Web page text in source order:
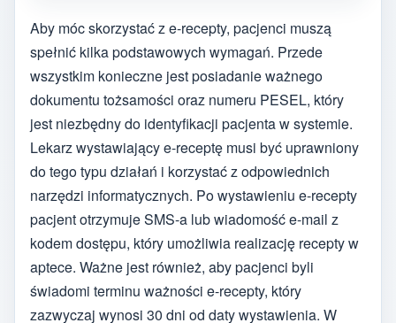
Aby móc skorzystać z e-recepty, pacjenci muszą
spełnić kilka podstawowych wymagań. Przede
wszystkim konieczne jest posiadanie ważnego
dokumentu tożsamości oraz numeru PESEL, który
jest niezbędny do identyfikacji pacjenta w systemie.
Lekarz wystawiający e-receptę musi być uprawniony
do tego typu działań i korzystać z odpowiednich
narzędzi informatycznych. Po wystawieniu e-recepty
pacjent otrzymuje SMS-a lub wiadomość e-mail z
kodem dostępu, który umożliwia realizację recepty w
aptece. Ważne jest również, aby pacjenci byli
świadomi terminu ważności e-recepty, który
zazwyczaj wynosi 30 dni od daty wystawienia. W